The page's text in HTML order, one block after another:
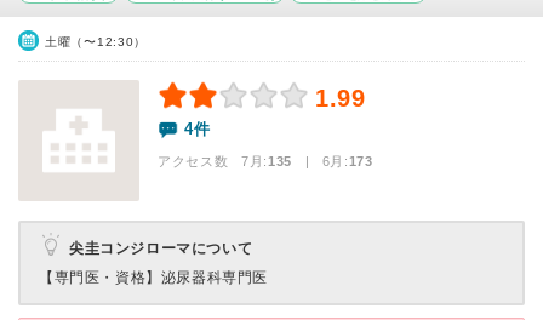
土曜（〜12:30）
1.99
4件
アクセス数 7月:135 | 6月:173
尖圭コンジローマについて
【専門医・資格】 泌尿器科専門医